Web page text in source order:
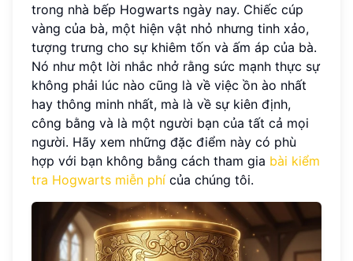
trong nhà bếp Hogwarts ngày nay. Chiếc cúp
vàng của bà, một hiện vật nhỏ nhưng tinh xảo,
tượng trưng cho sự khiêm tốn và ấm áp của bà.
Nó như một lời nhắc nhở rằng sức mạnh thực sự
không phải lúc nào cũng là về việc ồn ào nhất
hay thông minh nhất, mà là về sự kiên định,
công bằng và là một người bạn của tất cả mọi
người. Hãy xem những đặc điểm này có phù
hợp với bạn không bằng cách tham gia bài kiểm
tra Hogwarts miễn phí của chúng tôi.